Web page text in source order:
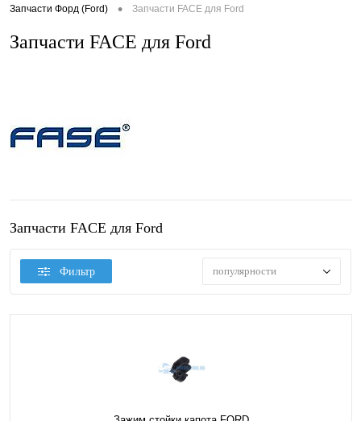
Запчасти Форд (Ford) • Запчасти FACE для Ford
Запчасти FACE для Ford
Запчасти FACE для Ford
Фильтр популярности